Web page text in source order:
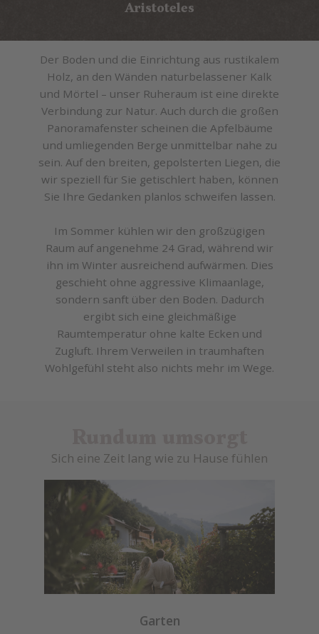
Aristoteles
Der Boden und die Einrichtung aus rustikalem
Holz, an den Wänden naturbelassener Kalk
und Mörtel – unser Ruheraum ist eine direkte
Verbindung zur Natur. Auch durch die großen
Panoramafenster scheinen die Apfelbäume
und umliegenden Berge unmittelbar nahe zu
sein. Auf den breiten, gepolsterten Liegen, die
wir speziell für Sie getischlert haben, können
Sie Ihre Gedanken planlos schweifen lassen.
Im Sommer kühlen wir den großzügigen
Raum auf angenehme 24 Grad, während wir
ihn im Winter ausreichend aufwärmen. Dies
geschieht ohne aggressive Klimaanlage,
sondern sanft über den Boden. Dadurch
ergibt sich eine gleichmäßige
Raumtemperatur ohne kalte Ecken und
Zugluft. Ihrem Verweilen in traumhaften
Wohlgefühl steht also nichts mehr im Wege.
Sich eine Zeit lang wie zu Hause fühlen
Garten